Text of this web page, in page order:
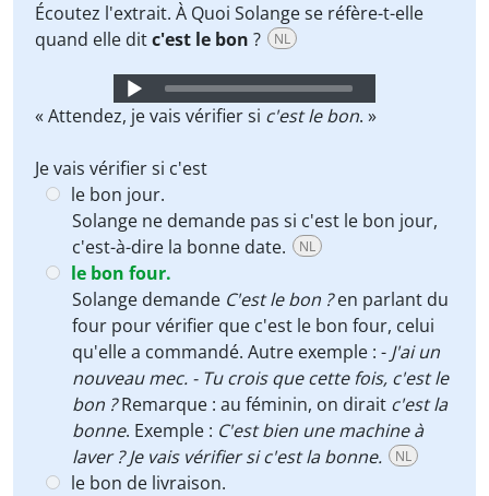
Écoutez l'extrait. À Quoi Solange se réfère-t-elle
quand elle ditc'est le bon ? NL
Audio
Player
« Attendez, je vais vérifier si c'est le bon. »
Je vais vérifier si c'est
le bon jour.
Solange ne demande pas si c'est le bon jour,
c'est-à-dire la bonne date.
NL
le bon four.
Solange demande C'est le bon ?en parlant du
four pour vérifier que c'est le bon four, celui
qu'elle a commandé. Autre exemple : - J'ai un
nouveau mec. - Tu crois que cette fois, c'est le
bon ?Remarque : au féminin, on dirait c'est la
bonne. Exemple : C'est bien une machine à
laver ? Je vais vérifier si c'est la bonne.
NL
le bon de livraison.